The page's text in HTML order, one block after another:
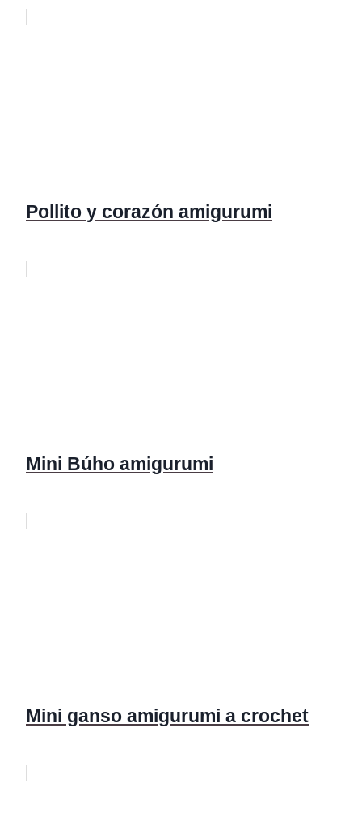
Pollito y corazón amigurumi
Mini Búho amigurumi
Mini ganso amigurumi a crochet